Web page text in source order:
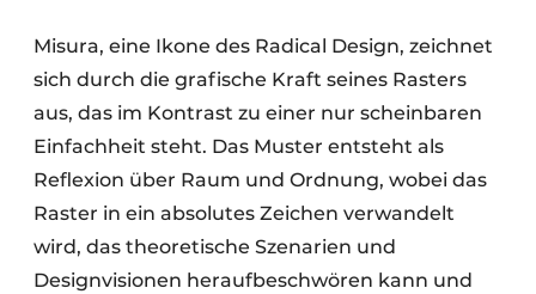
Misura, eine Ikone des Radical Design, zeichnet
sich durch die grafische Kraft seines Rasters
aus, das im Kontrast zu einer nur scheinbaren
Einfachheit steht. Das Muster entsteht als
Reflexion über Raum und Ordnung, wobei das
Raster in ein absolutes Zeichen verwandelt
wird, das theoretische Szenarien und
Designvisionen heraufbeschwören kann und